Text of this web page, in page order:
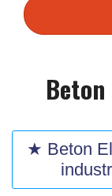
★ Beton